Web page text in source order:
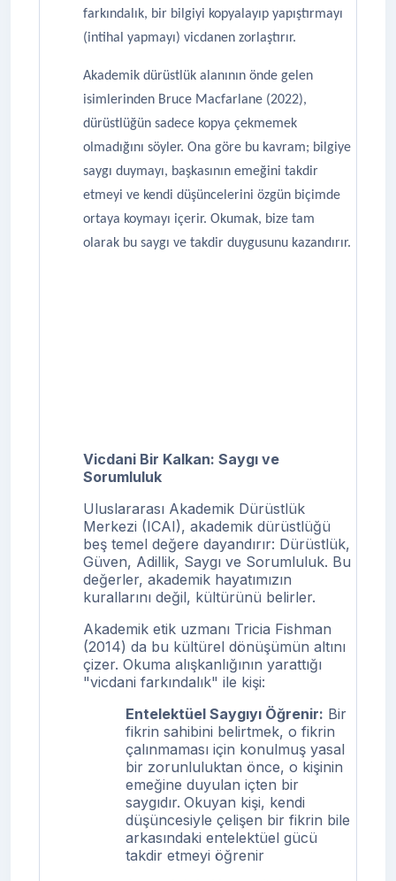
farkındalık, bir bilgiyi kopyalayıp yapıştırmayı
(intihal yapmayı) vicdanen zorlaştırır.
Akademik dürüstlük alanının önde gelen
isimlerinden Bruce Macfarlane (2022),
dürüstlüğün sadece kopya çekmemek
olmadığını söyler. Ona göre bu kavram; bilgiye
saygı duymayı, başkasının emeğini takdir
etmeyi ve kendi düşüncelerini özgün biçimde
ortaya koymayı içerir. Okumak, bize tam
olarak bu saygı ve takdir duygusunu kazandırır.
Vicdani Bir Kalkan: Saygı ve
Sorumluluk
Uluslararası Akademik Dürüstlük
Merkezi (ICAI), akademik dürüstlüğü
beş temel değere dayandırır: Dürüstlük,
Güven, Adillik, Saygı ve Sorumluluk. Bu
değerler, akademik hayatımızın
kurallarını değil, kültürünü belirler.
Akademik etik uzmanı Tricia Fishman
(2014) da bu kültürel dönüşümün altını
çizer. Okuma alışkanlığının yarattığı
"vicdani farkındalık" ile kişi:
Entelektüel Saygıyı Öğrenir: Bir
fikrin sahibini belirtmek, o fikrin
çalınmaması için konulmuş yasal
bir zorunluluktan önce, o kişinin
emeğine duyulan içten bir
saygıdır. Okuyan kişi, kendi
düşüncesiyle çelişen bir fikrin bile
arkasındaki entelektüel gücü
takdir etmeyi öğrenir